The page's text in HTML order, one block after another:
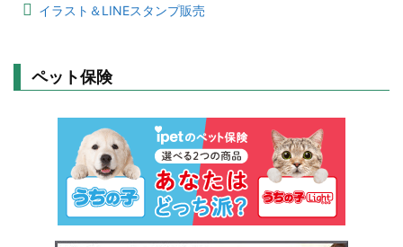
イラスト＆LINEスタンプ販売
ペット保険